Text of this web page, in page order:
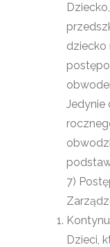
dziecko
Jedynie
7)
Dzieci,